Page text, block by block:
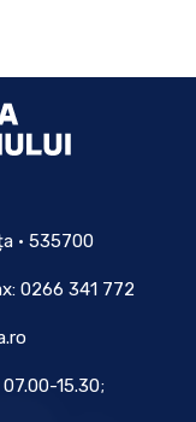
• 535700
0266 341 772
15.30;